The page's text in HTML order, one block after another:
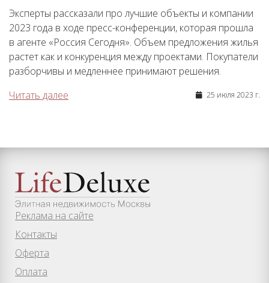
Эксперты рассказали про лучшие объекты и компании
2023 года в ходе пресс-конференции, которая прошла
в агенте «Россия Сегодня». Объем предложения жилья
растет как и конкуренция между проектами. Покупатели
разборчивы и медленнее принимают решения.
Читать далее
25 июля 2023 г.
Реклама на сайте
Контакты
Оферта
Оплата